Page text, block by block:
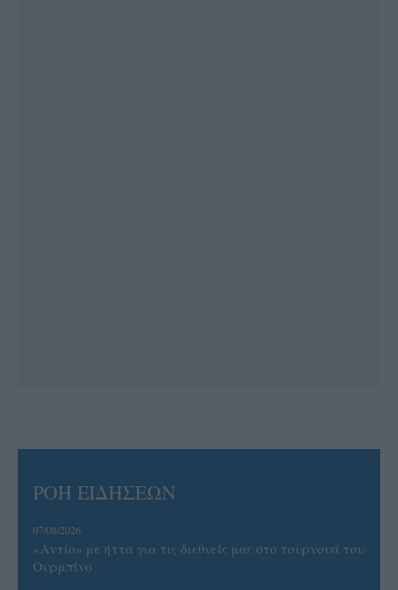
ΡΟΗ ΕΙΔΗΣΕΩΝ
07/08/2026
«Αντίο» με ήττα για τις διεθνείς μας στο τουρνουά του
Ουρμπίνο